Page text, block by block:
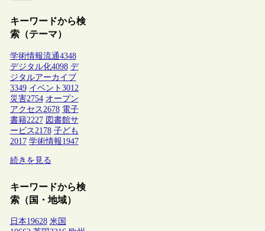
キーワードから検
索（テーマ）
学術情報流通4348
デジタル化4098 デ
ジタルアーカイブ
3349 イベント 3012
災害2754 オープン
アクセス 2678 電子
書籍2227 図書館サ
ービス 2178 子ども
2017 学術情報1947
続きを見る
キーワードから検
索（国・地域）
日本19628 米国